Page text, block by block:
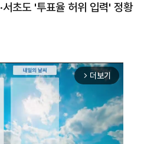
·서초도 '투표율 허위 입력' 정황
arrow_forward_ios 더보기